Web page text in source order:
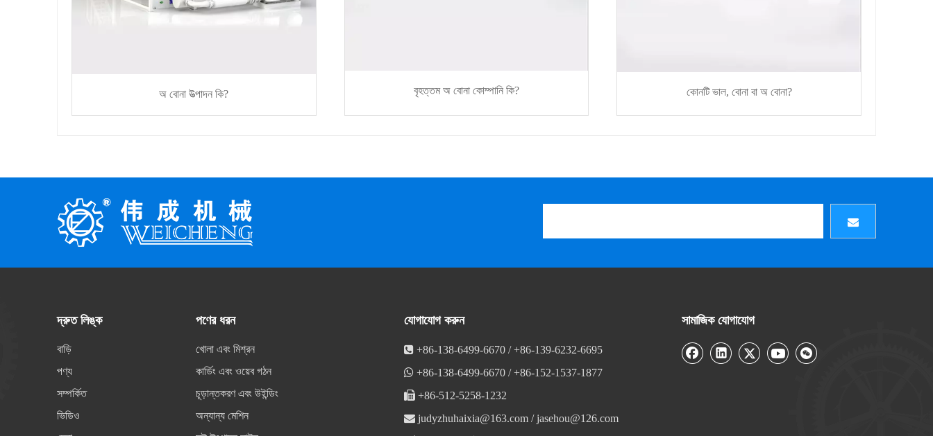
অ বোনা উত্পাদন কি? বৃহত্তম অ বোনা কোম্পানি কি? কোনটি ভাল, বোনা বা অ বোনা?
দ্রুত লিঙ্ক
বাড়ি
পণ্য
সম্পর্কিত
ভিডিও
পণের ধরন
খোলা এবং মিশ্রন
কার্ডিং এবং ওয়েব গঠন
চূড়ান্তকরণ এবং উইন্ডিং
অন্যান্য মেশিন
যোগাযোগ করুন
 +86-138-6499-6670 / +86-139-6232-6695
 +86-138-6499-6670 / +86-152-1537-1877
 +86-512-5258-1232
 judyzhuhaixia@163.com /jasehou@126.com
সামাজিক যোগাযোগ